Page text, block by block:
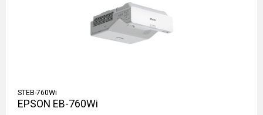
STEB-760Wi
EPSON EB-760Wi